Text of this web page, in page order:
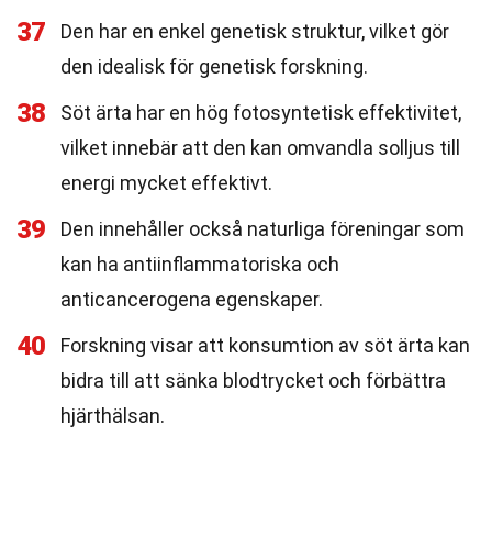
37
Den har en enkel genetisk struktur, vilket gör
den idealisk för genetisk forskning.
38
Söt ärta har en hög fotosyntetisk effektivitet,
vilket innebär att den kan omvandla solljus till
energi mycket effektivt.
39
Den innehåller också naturliga föreningar som
kan ha antiinflammatoriska och
anticancerogena egenskaper.
40
Forskning visar att konsumtion av söt ärta kan
bidra till att sänka blodtrycket och förbättra
hjärthälsan.